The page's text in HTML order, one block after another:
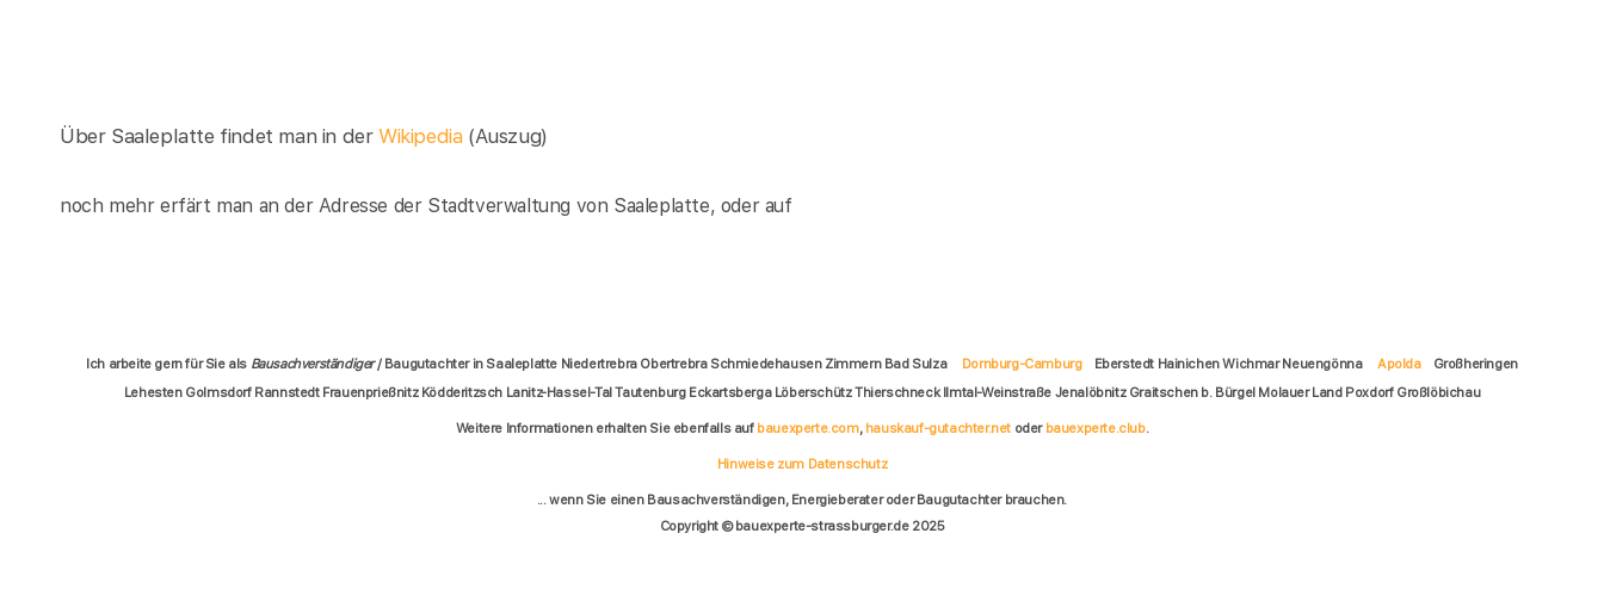
Über Saaleplatte findet man in derWikipedia (Auszug)
noch mehr erfärt man an der Adresse der Stadtverwaltung von Saaleplatte, oder auf
Ich arbeite gern für Sie als Bausachverständiger/ Baugutachter in Saaleplatte Niedertrebra Obertrebra Schmiedehausen Zimmern Bad Sulza Dornburg-Camburg Eberstedt Hainichen Wichmar Neuengönna Apolda
Großheringen
Lehesten Golmsdorf Rannstedt Frauenprießnitz Ködderitzsch Lanitz-Hassel-Tal Tautenburg Eckartsberga Löberschütz Thierschneck Ilmtal-Weinstraße Jenalöbnitz Graitschen b. Bürgel Molauer Land Poxdorf Großlöbichau
Weitere Informationen erhalten Sie ebenfalls auf bauexperte.com, hauskauf-gutachter.net oder bauexperte.club.
Hinweise zum Datenschutz
... wenn Sie einen Bausachverständigen, Energieberater oder Baugutachter brauchen.
Copyright © bauexperte-strassburger.de 2025